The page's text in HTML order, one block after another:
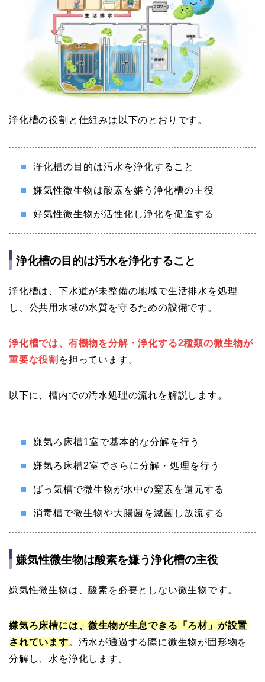
浄化槽の役割と仕組みは以下のとおりです。
浄化槽の目的は汚水を浄化すること
嫌気性微生物は酸素を嫌う浄化槽の主役
好気性微生物が活性化し浄化を促進する
浄化槽の目的は汚水を浄化すること
浄化槽は、下水道が未整備の地域で生活排水を処理
し、公共用水域の水質を守るための設備です。
浄化槽では、有機物を分解・浄化する2種類の微生物が
重要な役割 を担っています。
以下に、槽内での汚水処理の流れを解説します。
嫌気ろ床槽1室で基本的な分解を行う
嫌気ろ床槽2室でさらに分解・処理を行う
ばっ気槽で微生物が水中の窒素を還元する
消毒槽で微生物や大腸菌を滅菌し放流する
嫌気性微生物は酸素を嫌う浄化槽の主役
嫌気性微生物は、酸素を必要としない微生物です。
嫌気ろ床槽には、微生物が生息できる「ろ材」が設置
されています。汚水が通過する際に微生物が固形物を
分解し、水を浄化します。